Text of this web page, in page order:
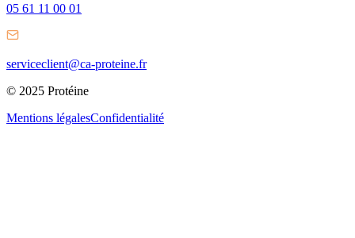
05 61 11 00 01
serviceclient@ca-proteine.fr
© 2025 Protéine
Mentions légalesConfidentialité